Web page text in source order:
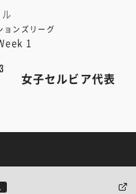
ョンズリーグ
1
女子セルビア代表